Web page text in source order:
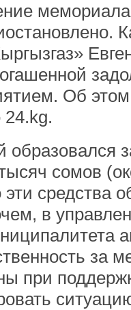
Об
24.kg.
образовался
сомов
средства
в
за
при